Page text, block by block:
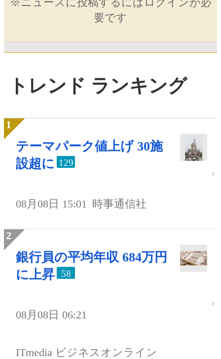
要です
トレンド ランキング
テーマパーク値上げ 30施
設超に 129
08月08日 15:01 時事通信社
銀行員の平均年収 684万円
に上昇
58
08月08日 06:21
ITmedia ビジネスオンライン